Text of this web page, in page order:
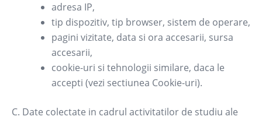
adresa IP,
tip dispozitiv, tip browser, sistem de operare,
pagini vizitate, data si ora accesarii, sursa
accesarii,
cookie-uri si tehnologii similare, daca le
accepti (vezi sectiunea Cookie-uri).
C. Date colectate in cadrul activitatilor de studiu ale